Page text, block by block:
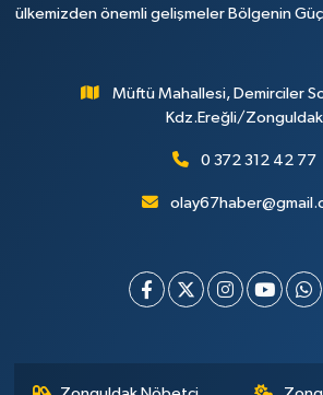
ülkemizden önemli gelişmeler Bölgenin
Müftü Mahallesi, Demirciler
Kdz.Ereğli/Zonguldak
0 372 312 42 77